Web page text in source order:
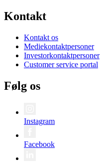
Kontakt
Kontakt os
Mediekontaktpersoner
Investorkontaktpersoner
Customer service portal
Følg os
Instagram
Facebook